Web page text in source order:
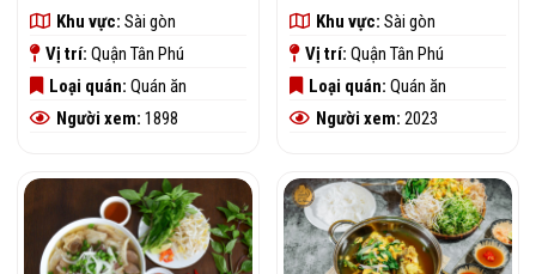
Khu vực: Sài gòn
Vị trí: Quận Tân Phú
Loại quán: Quán ăn
Người xem: 1898
Khu vực: Sài gòn
Vị trí: Quận Tân Phú
Loại quán: Quán ăn
Người xem: 2023